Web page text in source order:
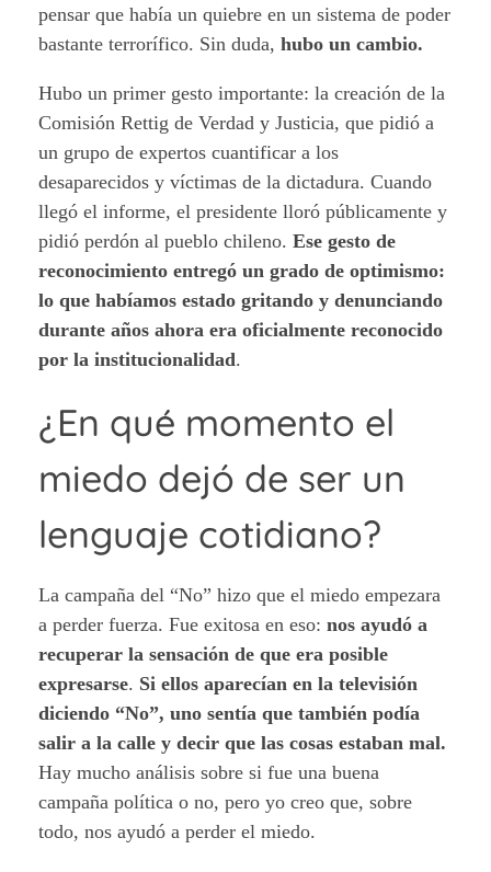
pensar que había un quiebre en un sistema de poder
bastante terrorífico. Sin duda, hubo un cambio.
Hubo un primer gesto importante: la creación de la
Comisión Rettig de Verdad y Justicia, que pidió a
un grupo de expertos cuantificar a los
desaparecidos y víctimas de la dictadura. Cuando
llegó el informe, el presidente lloró públicamente y
pidió perdón al pueblo chileno. Ese gesto de
reconocimiento entregó un grado de optimismo:
lo que habíamos estado gritando y denunciando
durante años ahora era oficialmente reconocido
por la institucionalidad.
¿En qué momento el
miedo dejó de ser un
lenguaje cotidiano?
La campaña del “No” hizo que el miedo empezara
a perder fuerza. Fue exitosa en eso: nos ayudó a
recuperar la sensación de que era posible
expresarse. Si ellos aparecían en la televisión
diciendo “No”, uno sentía que también podía
salir a la calle y decir que las cosas estaban mal.
Hay mucho análisis sobre si fue una buena
campaña política o no, pero yo creo que, sobre
todo, nos ayudó a perder el miedo.